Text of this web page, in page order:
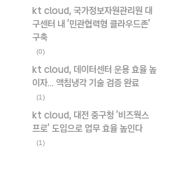
kt cloud, 국가정보자원관리원 대
구센터 내 ‘민관협력형 클라우드존’
구축
(0)
kt cloud, 데이터센터 운용 효율 높
이자... 액침냉각 기술 검증 완료
(1)
kt cloud, 대전 중구청 ‘비즈웍스
프로’ 도입으로 업무 효율 높인다
(1)